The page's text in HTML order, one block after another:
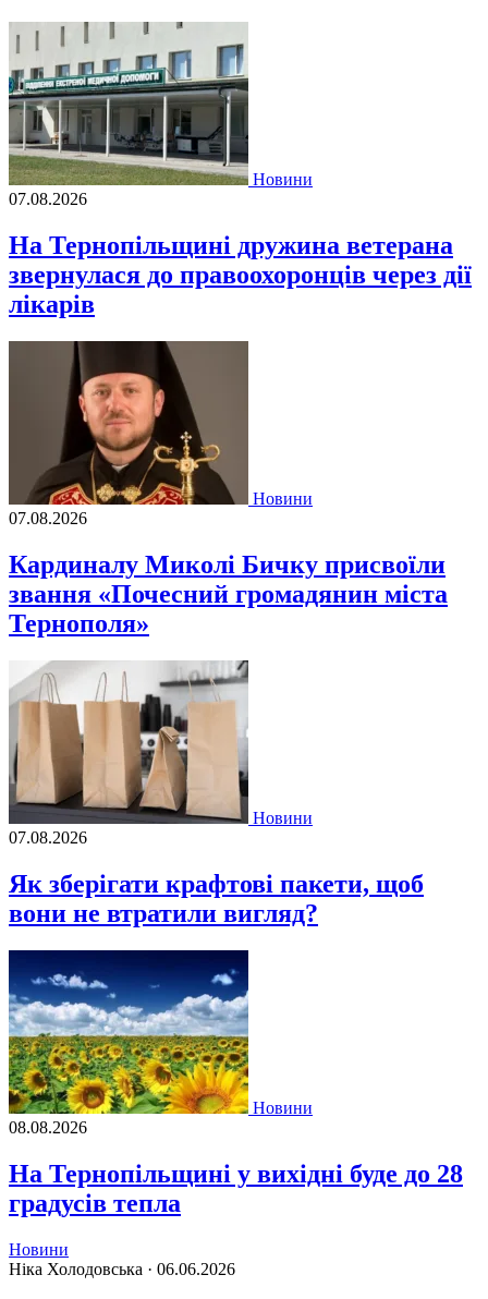
Новини
07.08.2026
На Тернопільщині дружина ветерана
звернулася до правоохоронців через дії
лікарів
Новини
07.08.2026
Кардиналу Миколі Бичку присвоїли
звання «Почесний громадянин міста
Тернополя»
Новини
07.08.2026
Як зберігати крафтові пакети, щоб
вони не втратили вигляд?
Новини
08.08.2026
На Тернопільщині у вихідні буде до 28
градусів тепла
Новини
Ніка Холодовська · 06.06.2026